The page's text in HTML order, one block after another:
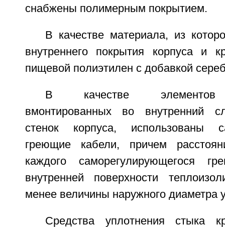
снабжены полимерным покрытием.
В качестве материала, из
внутреннего покрытия корпуса и
пищевой полиэтилен с добавкой
В качестве элементов
вмонтированных во внутренний
стенок корпуса, использованы
греющие кабели, причем
каждого саморегулирующегося
внутренней поверхности
менее величины наружного диаметра
Средства уплотнения стыка